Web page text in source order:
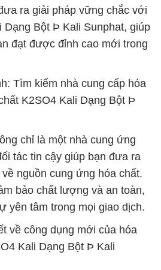
ra giải pháp vững chắc với
Dạng Bột Þ Kali Sunphat, giúp
đạt được đỉnh cao mới trong
Tìm kiếm nhà cung cấp hóa
K2SO4 Kali Dạng Bột Þ
chỉ là một nhà cung ứng
tác tin cậy giúp bạn đưa ra
nguồn cung ứng hóa chất.
bảo chất lượng và an toàn,
yên tâm trong mọi giao dịch.
về công dụng mới của hóa
Kali Dạng Bột Þ Kali